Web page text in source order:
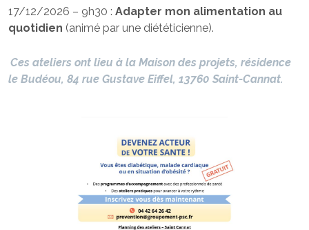
17/12/2026 – 9h30 : Adapter mon alimentation au
quotidien (animé par une diététicienne).
Ces ateliers ont lieu à la Maison des projets, résidence
le Budéou, 84 rue Gustave Eiffel, 13760 Saint-Cannat.